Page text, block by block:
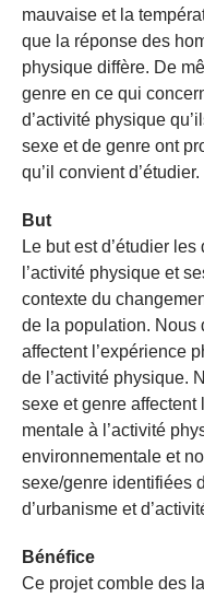
mauvaise et la
que la réponse des
physique diffère. De
genre en ce qui
d’activité physique
sexe et de genre ont
qu’il convient d’étudier.
But
Le but est d’étudier
l’activité physique et
contexte du
de la population. Nous
affectent l’expérience
de l’activité physique.
sexe et genre
mentale à l’activité
environnementale et
sexe/genre identifiées
d’urbanisme et
Bénéfice
Ce projet comble des